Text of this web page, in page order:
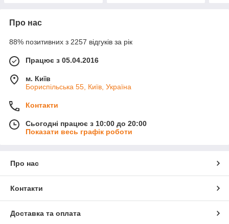
Про нас
88% позитивних з 2257 відгуків за рік
Працює з 05.04.2016
м. Київ
Бориспільська 55, Київ, Україна
Контакти
Сьогодні працює з 10:00 до 20:00
Показати весь графік роботи
Про нас
Контакти
Доставка та оплата